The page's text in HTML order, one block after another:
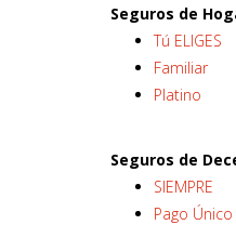
Seguros de
Tú ELIGES
Familiar
Platino
Seguros de
SIEMPRE
Pago Único